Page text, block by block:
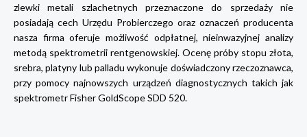
zlewki metali szlachetnych przeznaczone do sprzedaży nie
posiadają cech Urzędu Probierczego oraz oznaczeń producenta
nasza firma oferuje możliwość odpłatnej, nieinwazyjnej analizy
metodą spektrometrii rentgenowskiej. Ocenę próby stopu złota,
srebra, platyny lub palladu wykonuje doświadczony rzeczoznawca,
przy pomocy najnowszych urządzeń diagnostycznych takich jak
spektrometr Fisher GoldScope SDD 520.